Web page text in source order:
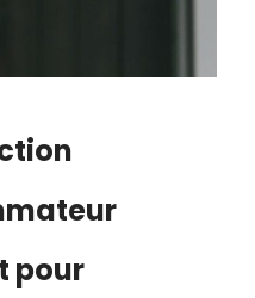
pour